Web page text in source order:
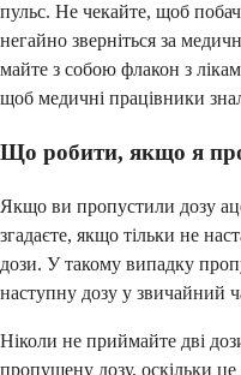
пульс. Не чекайте, щоб
негайно зверніться за
майте з собою флакон з
щоб медичні працівники
Що робити, якщо я
Якщо ви пропустили дозу
згадаєте, якщо тільки не
дози. У такому випадку
наступну дозу у звичайний
Ніколи не приймайте дві
пропущену дозу, оскільки